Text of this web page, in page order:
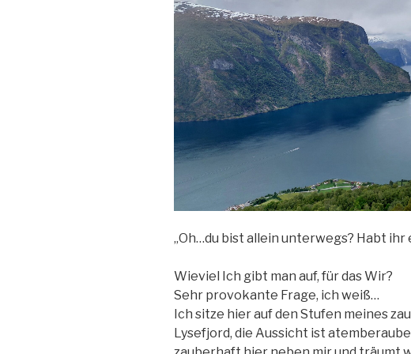
„Oh…du bist allein unterwegs? Habt ihr
Wieviel Ich gibt man auf, für das Wir?
Sehr provokante Frage, ich weiß…
Ich sitze hier auf den Stufen meines
Lysefjord, die Aussicht ist